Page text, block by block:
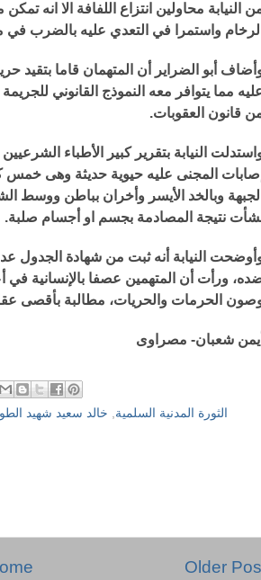
النيابة محاولين انتزاع اللفافة الا انه
الرخام واستمرا في التعدي عليه بالضرب
أبو الضراير أن المتهمان قاما بتقيد
قانون العقوبات.
النيابة بتقرير كبير الأطباء
إصابات المجنى عليه حيوية حديثة وهى خمس
الجبهة وبالخد الأيسر وأخران بباطن
نتيجة المصادمة بجسم او أجسام صلبة.
النيابة أنه ثبت من شهادة الجدول
ورأت أن المتهمين عصفا بالإنسانية في
الحرمات والحريات، مطالبة بأقصى
أيمن شعبان- مصراوى
الثورة المدنية السلمية خالد سعيد شهيد
Older